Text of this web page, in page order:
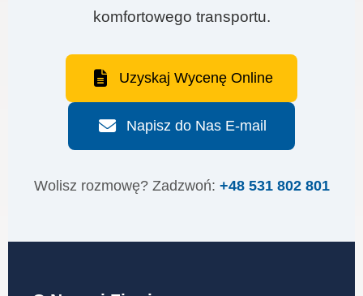
komfortowego transportu.
Uzyskaj Wycenę Online
Napisz do Nas E-mail
Wolisz rozmowę? Zadzwoń: +48 531 802 801